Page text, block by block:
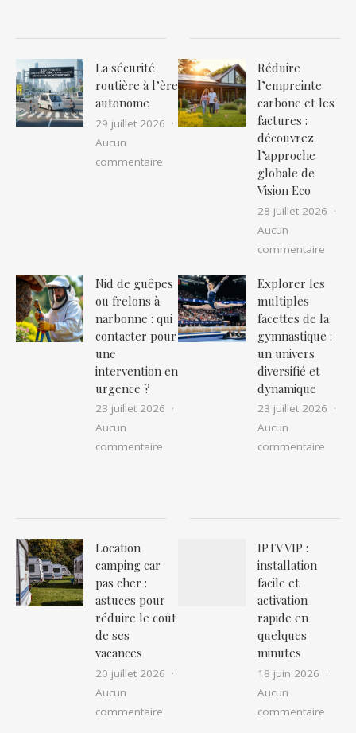
La sécurité
routière à l’ère
autonome
29 juillet 2026
Aucun
commentaire sur La sécurité routière à l’ère
Réduire
l’empreinte
carbone et les
factures :
découvrez
l’approche
globale de
Vision Eco
28 juillet 2026
Aucun
commentaire
Nid de guêpes
ou frelons à
narbonne : qui
contacter pour
une
intervention en
urgence ?
23 juillet 2026
Aucun
commentaire sur Nid de guêpes ou frelons à
Explorer les
multiples
facettes de la
gymnastique :
un univers
diversifié et
dynamique
23 juillet 2026
Aucun
commentaire
Location
camping car
pas cher :
astuces pour
réduire le coût
de ses
vacances
20 juillet 2026
Aucun
commentaire sur Location camping car pas cher :
IPTV VIP :
installation
facile et
activation
rapide en
quelques
minutes
18 juin 2026
Aucun
commentaire